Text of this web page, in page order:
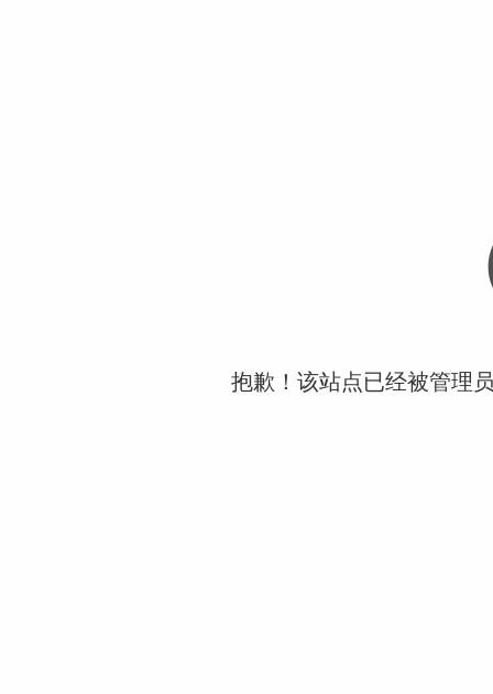
抱歉！该站点已经被管理